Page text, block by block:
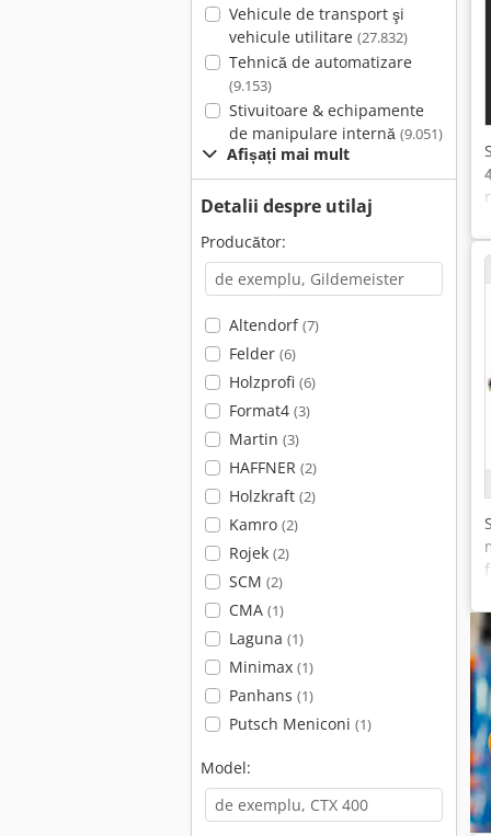
Vehicule de transport şi
vehicule utilitare (27.832)
Tehnică de automatizare
(9.153)
Stivuitoare & echipamente
de manipulare internă (9.051)
Afișați mai mult
Detalii despre utilaj
Producător:
Altendorf(7)
Felder (6)
Holzprofi (6)
Format4 (3)
Martin (3)
HAFFNER (2)
Holzkraft (2)
Kamro (2)
Rojek (2)
SCM (2)
CMA (1)
Laguna (1)
Minimax (1)
Panhans (1)
Putsch Meniconi (1)
Model: